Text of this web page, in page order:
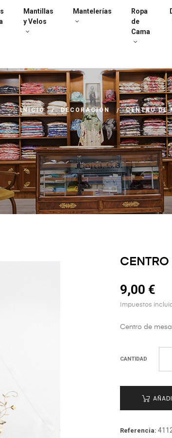
Mantillas
y Velos
Mantelerías
Ropa
de
Cama
INICIO DECORACIÓN CENTRO DE
CENTRO
9,00 €
Impuestos
Centro de
CANTIDAD
Referencia: